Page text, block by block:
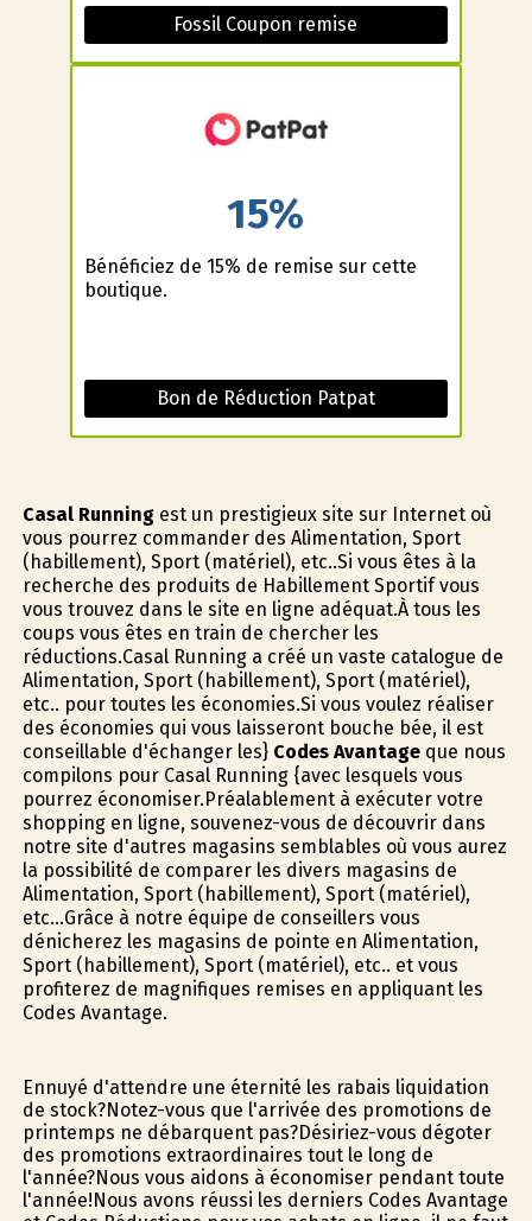
Fossil Coupon remise
15%
Bénéficiez de 15% de remise sur cette
boutique.
Bon de Réduction Patpat
Casal Runningest un prestigieux site sur Internet où
vous pourrez commander des Alimentation, Sport
(habillement), Sport (matériel), etc..Si vous êtes à la
recherche des produits de Habillement Sportif vous
vous trouvez dans le site en ligne adéquat.À tous les
coups vous êtes en train de chercher les
réductions.Casal Running a créé un vaste catalogue de
Alimentation, Sport (habillement), Sport (matériel),
etc.. pour toutes les économies.Si vous voulez réaliser
des économies qui vous laisseront bouche bée, il est
conseillable d'échanger les} Codes Avantageque nous
compilons pour Casal Running {avec lesquels vous
pourrez économiser.Préalablement à exécuter votre
shopping en ligne, souvenez-vous de découvrir dans
notre site d'autres magasins semblables où vous aurez
la possibilité de comparer les divers magasins de
Alimentation, Sport (habillement), Sport (matériel),
etc...Grâce à notre équipe de conseillers vous
dénicherez les magasins de pointe en Alimentation,
Sport (habillement), Sport (matériel), etc.. et vous
profiterez de magnifiques remises en appliquant les
Codes Avantage.
Ennuyé d'attendre une éternité les rabais liquidation
de stock?Notez-vous que l'arrivée des promotions de
printemps ne débarquent pas?Désiriez-vous dégoter
des promotions extraordinaires tout le long de
l'année?Nous vous aidons à économiser pendant toute
l'année!Nous avons réussi les derniers Codes Avantage